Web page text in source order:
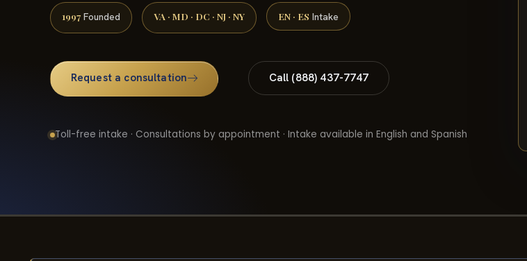
1997 Founded VA · MD · DC · NJ · NY EN · ES Intake
Request a consultation Call (888) 437-7747
Toll-free intake · Consultations by appointment · Intake available in English and Spanish